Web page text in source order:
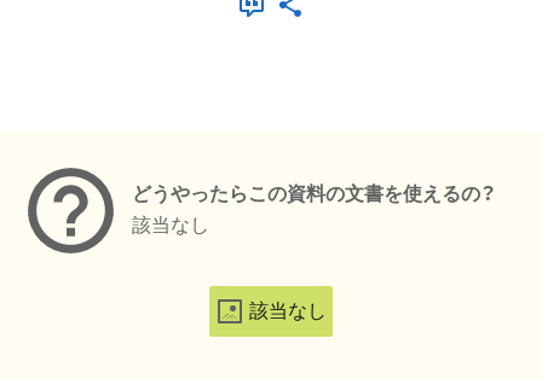
どうやったらこの資料の文書を使えるの？
該当なし
該当なし